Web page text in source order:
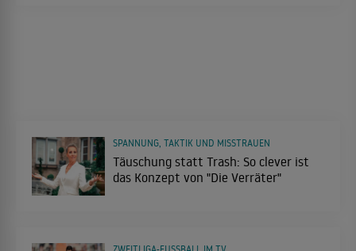
Täuschung statt Trash: So clever ist
das Konzept von "Die Verräter"
SPANNUNG, TAKTIK UND MISSTRAUEN